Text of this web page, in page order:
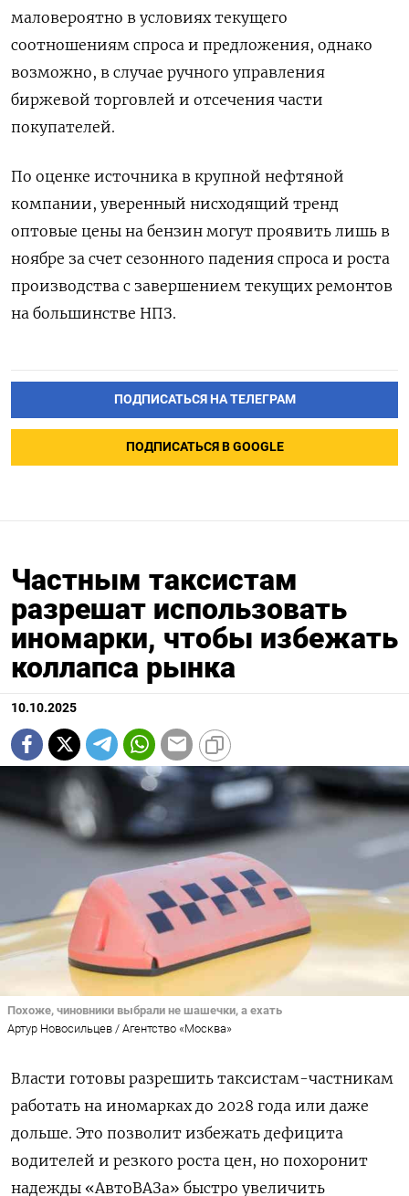
маловероятно в условиях текущего
соотношениям спроса и предложения, однако
возможно, в случае ручного управления
биржевой торговлей и отсечения части
покупателей.
По оценке источника в крупной нефтяной
компании, уверенный нисходящий тренд
оптовые цены на бензин могут проявить лишь в
ноябре за счет сезонного падения спроса и роста
производства с завершением текущих ремонтов
на большинстве НПЗ.
ПОДПИСАТЬСЯ НА ТЕЛЕГРАМ
ПОДПИСАТЬСЯ В GOOGLE
Частным таксистам
разрешат использовать
иномарки, чтобы избежать
коллапса рынка
10.10.2025
Похоже, чиновники выбрали не шашечки, а ехать
Артур Новосильцев / Агентство «Москва»
Власти готовы разрешить таксистам-частникам
работать на иномарках до 2028 года или даже
дольше. Это позволит избежать дефицита
водителей и резкого роста цен, но похоронит
надежды «АвтоВАЗа» быстро увеличить